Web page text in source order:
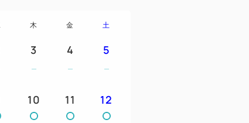
木 金 土
3 4 5
10 11 12